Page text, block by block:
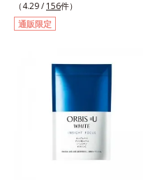
で、生にんにく時よりポリフェノー
ルやアミノ酸量をぐんとパワーアッ
プさせました。さらに、へとへと対
豊富）と黒酢の副産物“もろみ”（ビ
タミン類を贅沢に含む）の2つを配
合し、元気を底上げします。また、
ソフトカプセルを採用しニオイを閉
じ込め、ローズマリー抽出物を配合
することで、飲む時も飲んだ後も臭
わず爽やかにカバーします。
（4.29 / 156件）
通販限定